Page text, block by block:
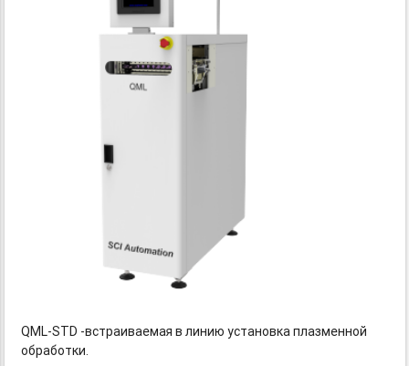
QML-STD -встраиваемая в линию установка плазменной
обработки.